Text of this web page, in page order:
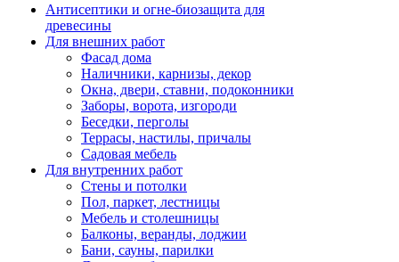
Антисептики и огне-биозащита для
древесины
Для внешних работ
Фасад дома
Наличники, карнизы, декор
Окна, двери, ставни, подоконники
Заборы, ворота, изгороди
Беседки, перголы
Террасы, настилы, причалы
Садовая мебель
Для внутренних работ
Стены и потолки
Пол, паркет, лестницы
Мебель и столешницы
Балконы, веранды, лоджии
Бани, сауны, парилки